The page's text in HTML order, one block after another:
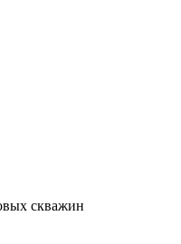
скважин